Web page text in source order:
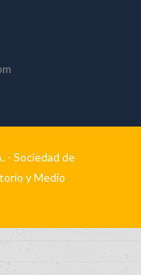
- Sociedad de
y Medio